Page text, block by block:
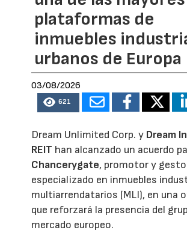
plataformas de
inmuebles
urbanos de Europa
03/08/2026
621
Dream Unlimited Corp. y Dream
REIT han alcanzado un acuerdo
Chancerygate, promotor y
especializado en inmuebles
multiarrendatarios (MLI), en una
que reforzará la presencia del
mercado europeo.